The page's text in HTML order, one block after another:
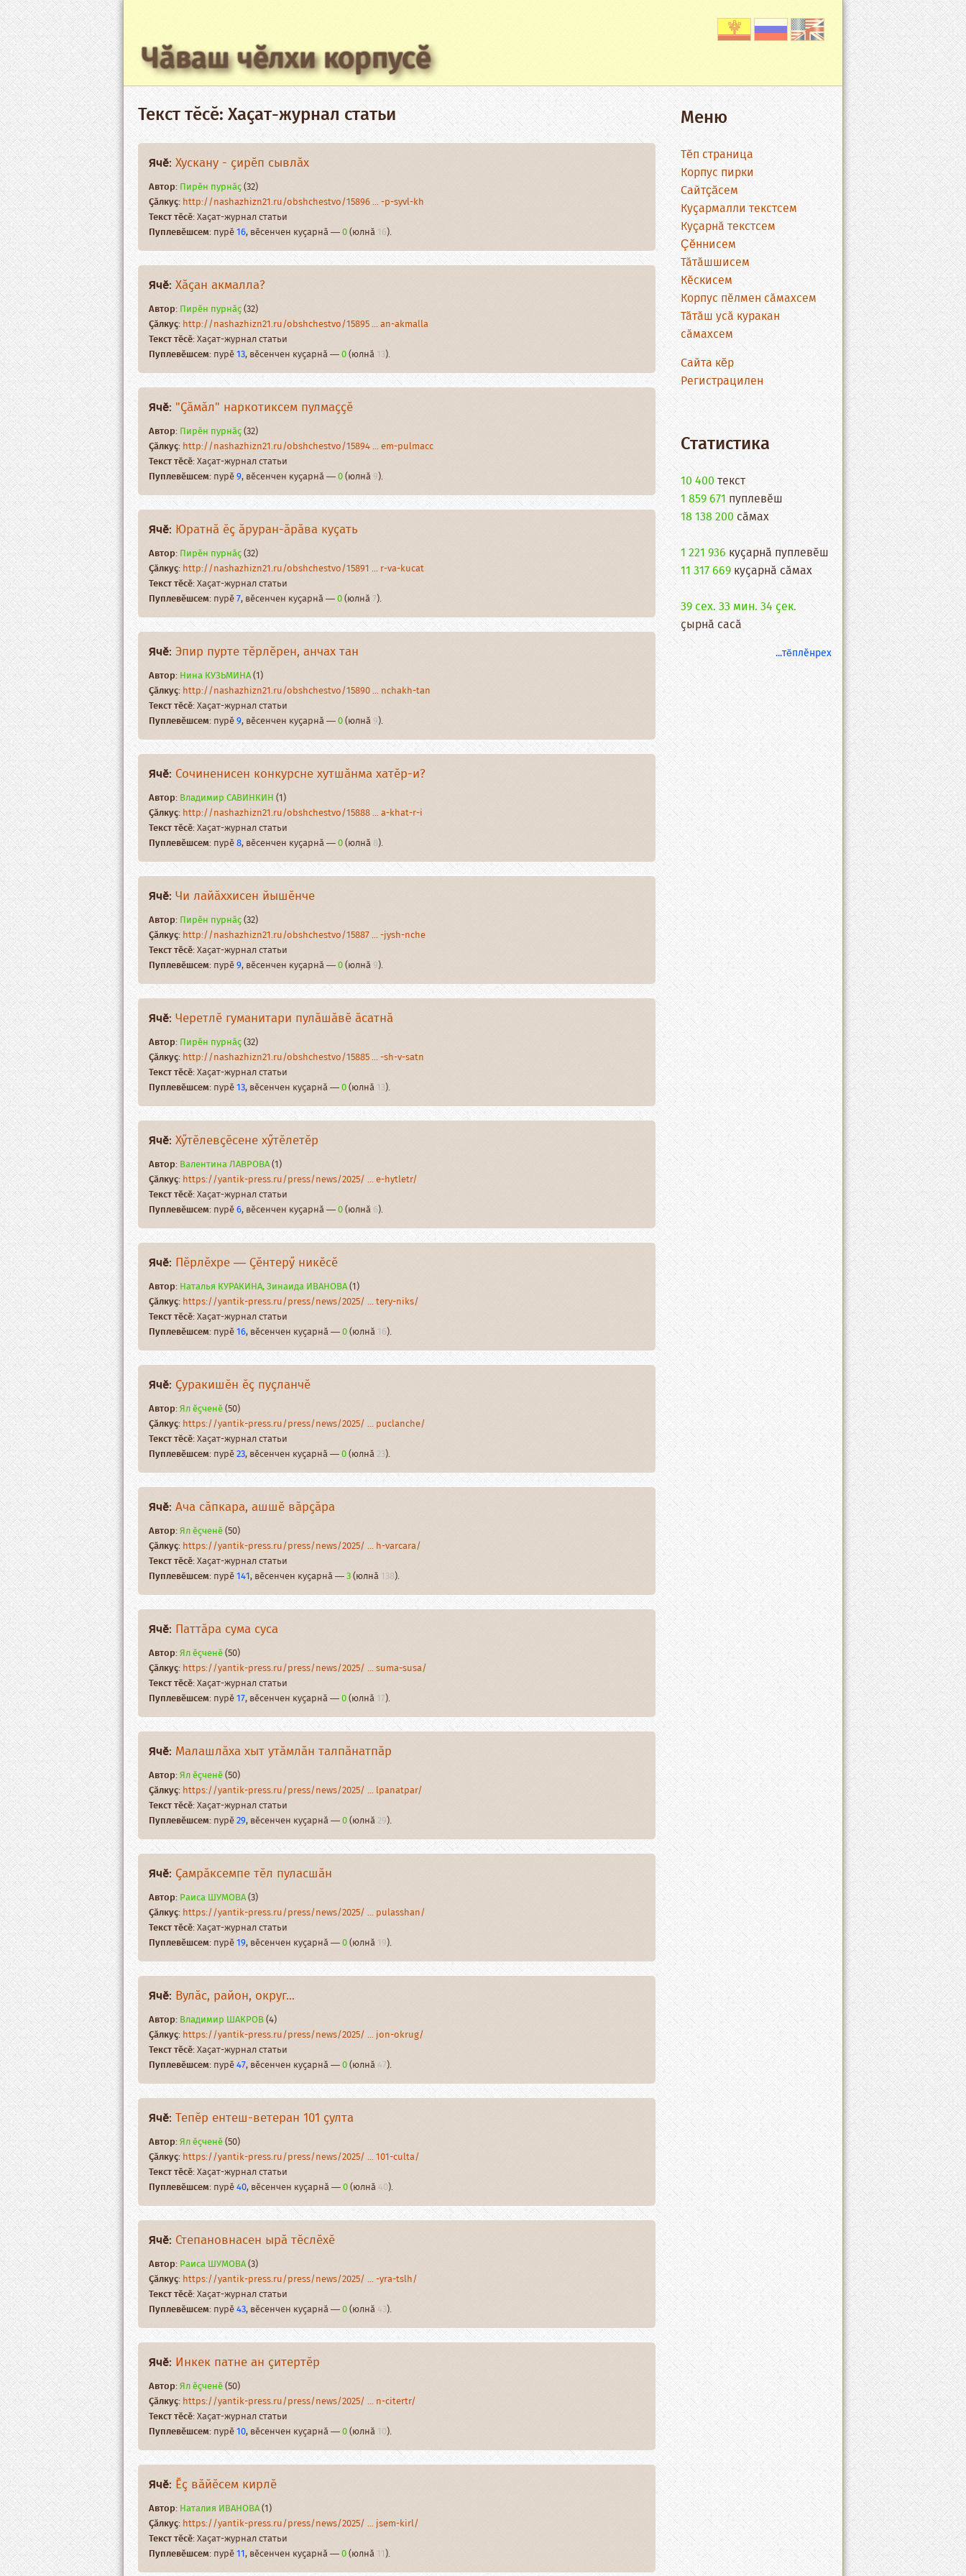
Чӑваш чӗлхи корпусӗ
Текст тӗсӗ: Хаҫат-журнал статьи
Ячӗ: Хускану - ҫирӗп сывлӑх
Автор:Пирӗн пурнӑҫ(32)
Ҫӑлкуҫ:http://nashazhizn21.ru/obshchestvo/15896 ... -p-syvl-kh
Текст тӗсӗ: Хаҫат-журнал статьи
Пуплевӗшсем: пурӗ16, вӗсенчен куҫарнӑ —0(юлнӑ16).
Ячӗ: Хӑҫан акмалла?
Автор:Пирӗн пурнӑҫ(32)
Ҫӑлкуҫ:http://nashazhizn21.ru/obshchestvo/15895 ... an-akmalla
Текст тӗсӗ: Хаҫат-журнал статьи
Пуплевӗшсем: пурӗ13, вӗсенчен куҫарнӑ —0(юлнӑ13).
Ячӗ: "Ҫӑмӑл" наркотиксем пулмаҫҫӗ
Автор:Пирӗн пурнӑҫ(32)
Ҫӑлкуҫ:http://nashazhizn21.ru/obshchestvo/15894 ... em-pulmacc
Текст тӗсӗ: Хаҫат-журнал статьи
Пуплевӗшсем: пурӗ9, вӗсенчен куҫарнӑ —0(юлнӑ9).
Ячӗ: Юратнӑ ӗҫ ӑруран-ӑрӑва куҫать
Автор:Пирӗн пурнӑҫ(32)
Ҫӑлкуҫ:http://nashazhizn21.ru/obshchestvo/15891 ... r-va-kucat
Текст тӗсӗ: Хаҫат-журнал статьи
Пуплевӗшсем: пурӗ7, вӗсенчен куҫарнӑ —0(юлнӑ7).
Ячӗ: Эпир пурте тӗрлӗрен, анчах тан
Автор:Нина КУЗЬМИНА(1)
Ҫӑлкуҫ:http://nashazhizn21.ru/obshchestvo/15890 ... nchakh-tan
Текст тӗсӗ: Хаҫат-журнал статьи
Пуплевӗшсем: пурӗ9, вӗсенчен куҫарнӑ —0(юлнӑ9).
Ячӗ: Сочиненисен конкурсне хутшӑнма хатӗр-и?
Автор:Владимир САВИНКИН(1)
Ҫӑлкуҫ:http://nashazhizn21.ru/obshchestvo/15888 ... a-khat-r-i
Текст тӗсӗ: Хаҫат-журнал статьи
Пуплевӗшсем: пурӗ8, вӗсенчен куҫарнӑ —0(юлнӑ8).
Ячӗ: Чи лайӑххисен йышӗнче
Автор:Пирӗн пурнӑҫ(32)
Ҫӑлкуҫ:http://nashazhizn21.ru/obshchestvo/15887 ... -jysh-nche
Текст тӗсӗ: Хаҫат-журнал статьи
Пуплевӗшсем: пурӗ9, вӗсенчен куҫарнӑ —0(юлнӑ9).
Ячӗ: Черетлӗ гуманитари пулӑшӑвӗ ӑсатнӑ
Автор:Пирӗн пурнӑҫ(32)
Ҫӑлкуҫ:http://nashazhizn21.ru/obshchestvo/15885 ... -sh-v-satn
Текст тӗсӗ: Хаҫат-журнал статьи
Пуплевӗшсем: пурӗ13, вӗсенчен куҫарнӑ —0(юлнӑ13).
Ячӗ: Хӳтӗлевҫӗсене хӳтӗлетӗр
Автор:Валентина ЛАВРОВА(1)
Ҫӑлкуҫ:https://yantik-press.ru/press/news/2025/ ... e-hytletr/
Текст тӗсӗ: Хаҫат-журнал статьи
Пуплевӗшсем: пурӗ6, вӗсенчен куҫарнӑ —0(юлнӑ6).
Ячӗ: Пӗрлӗхре — Ҫӗнтерӳ никӗсӗ
Автор:Наталья КУРАКИНА, Зинаида ИВАНОВА(1)
Ҫӑлкуҫ:https://yantik-press.ru/press/news/2025/ ... tery-niks/
Текст тӗсӗ: Хаҫат-журнал статьи
Пуплевӗшсем: пурӗ16, вӗсенчен куҫарнӑ —0(юлнӑ16).
Ячӗ: Ҫуракишӗн ӗҫ пуҫланчӗ
Автор:Ял ӗҫченӗ(50)
Ҫӑлкуҫ:https://yantik-press.ru/press/news/2025/ ... puclanche/
Текст тӗсӗ: Хаҫат-журнал статьи
Пуплевӗшсем: пурӗ23, вӗсенчен куҫарнӑ —0(юлнӑ23).
Ячӗ: Ача сӑпкара, ашшӗ вӑрҫӑра
Автор:Ял ӗҫченӗ(50)
Ҫӑлкуҫ:https://yantik-press.ru/press/news/2025/ ... h-varcara/
Текст тӗсӗ: Хаҫат-журнал статьи
Пуплевӗшсем: пурӗ141, вӗсенчен куҫарнӑ —3(юлнӑ138).
Ячӗ: Паттӑра сума суса
Автор:Ял ӗҫченӗ(50)
Ҫӑлкуҫ:https://yantik-press.ru/press/news/2025/ ... suma-susa/
Текст тӗсӗ: Хаҫат-журнал статьи
Пуплевӗшсем: пурӗ17, вӗсенчен куҫарнӑ —0(юлнӑ17).
Ячӗ: Малашлӑха хыт утӑмлӑн талпӑнатпӑр
Автор:Ял ӗҫченӗ(50)
Ҫӑлкуҫ:https://yantik-press.ru/press/news/2025/ ... lpanatpar/
Текст тӗсӗ: Хаҫат-журнал статьи
Пуплевӗшсем: пурӗ29, вӗсенчен куҫарнӑ —0(юлнӑ29).
Ячӗ: Ҫамрӑксемпе тӗл пуласшӑн
Автор:Раиса ШУМОВА(3)
Ҫӑлкуҫ:https://yantik-press.ru/press/news/2025/ ... pulasshan/
Текст тӗсӗ: Хаҫат-журнал статьи
Пуплевӗшсем: пурӗ19, вӗсенчен куҫарнӑ —0(юлнӑ19).
Ячӗ: Вулӑс, район, округ...
Автор:Владимир ШАКРОВ(4)
Ҫӑлкуҫ:https://yantik-press.ru/press/news/2025/ ... jon-okrug/
Текст тӗсӗ: Хаҫат-журнал статьи
Пуплевӗшсем: пурӗ47, вӗсенчен куҫарнӑ —0(юлнӑ47).
Ячӗ: Тепӗр ентеш-ветеран 101 ҫулта
Автор:Ял ӗҫченӗ(50)
Ҫӑлкуҫ:https://yantik-press.ru/press/news/2025/ ... 101-culta/
Текст тӗсӗ: Хаҫат-журнал статьи
Пуплевӗшсем: пурӗ40, вӗсенчен куҫарнӑ —0(юлнӑ40).
Ячӗ: Степановнасен ырӑ тӗслӗхӗ
Автор:Раиса ШУМОВА(3)
Ҫӑлкуҫ:https://yantik-press.ru/press/news/2025/ ... -yra-tslh/
Текст тӗсӗ: Хаҫат-журнал статьи
Пуплевӗшсем: пурӗ43, вӗсенчен куҫарнӑ —0(юлнӑ43).
Ячӗ: Инкек патне ан ҫитертӗр
Автор:Ял ӗҫченӗ(50)
Ҫӑлкуҫ:https://yantik-press.ru/press/news/2025/ ... n-citertr/
Текст тӗсӗ: Хаҫат-журнал статьи
Пуплевӗшсем: пурӗ10, вӗсенчен куҫарнӑ —0(юлнӑ10).
Ячӗ: Ӗҫ вӑйӗсем кирлӗ
Автор:Наталия ИВАНОВА(1)
Ҫӑлкуҫ:https://yantik-press.ru/press/news/2025/ ... jsem-kirl/
Текст тӗсӗ: Хаҫат-журнал статьи
Пуплевӗшсем: пурӗ11, вӗсенчен куҫарнӑ —0(юлнӑ11).
Меню
Тĕп страница
Корпус пирки
Сайтçăсем
Куҫармалли текстсем
Куçарнӑ текстсем
Çĕннисем
Тӑтӑшшисем
Кӗскисем
Корпус пӗлмен сӑмахсем
Тӑтӑш усӑ куракан
сӑмахсем
Сайта кĕр
Регистрацилен
Статистика
10 400 текст
1 859 671 пуплевӗш
18 138 200 cӑмах
1 221 936 куҫарнӑ пуплевӗш
11 317 669 куҫарнӑ сӑмах
39 сех. 33 мин. 34 ҫек.
ҫырнӑ сасӑ
...тĕплӗнрех